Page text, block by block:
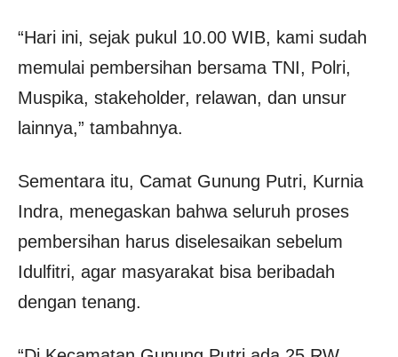
“Hari ini, sejak pukul 10.00 WIB, kami sudah
memulai pembersihan bersama TNI, Polri,
Muspika, stakeholder, relawan, dan unsur
lainnya,” tambahnya.
Sementara itu, Camat Gunung Putri, Kurnia
Indra, menegaskan bahwa seluruh proses
pembersihan harus diselesaikan sebelum
Idulfitri, agar masyarakat bisa beribadah
dengan tenang.